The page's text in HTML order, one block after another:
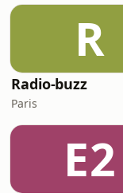
R
Radio-buzz
Paris
E2